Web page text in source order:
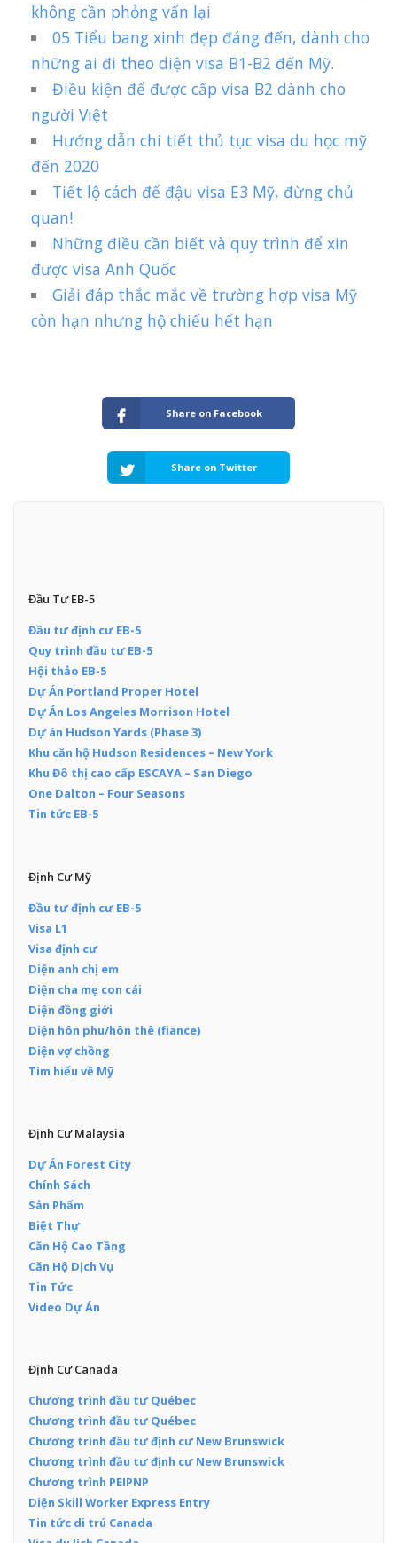
không cần phỏng vấn lại
05 Tiểu bang xinh đẹp đáng đến, dành cho
những ai đi theo diện visa B1-B2 đến Mỹ.
Điều kiện để được cấp visa B2 dành cho
người Việt
Hướng dẫn chi tiết thủ tục visa du học mỹ
đến 2020
Tiết lộ cách để đậu visa E3 Mỹ, đừng chủ
quan!
Những điều cần biết và quy trình để xin
được visa Anh Quốc
Giải đáp thắc mắc về trường hợp visa Mỹ
còn hạn nhưng hộ chiếu hết hạn
Share on Facebook
Share on Twitter
Đầu Tư EB-5
Đầu tư định cư EB-5
Quy trình đầu tư EB-5
Hội thảo EB-5
Dự Án Portland Proper Hotel
Dự Án Los Angeles Morrison Hotel
Dự án Hudson Yards (Phase 3)
Khu căn hộ Hudson Residences – New York
Khu Đô thị cao cấp ESCAYA – San Diego
One Dalton – Four Seasons
Tin tức EB-5
Định Cư Mỹ
Đầu tư định cư EB-5
Visa L1
Visa định cư
Diện anh chị em
Diện cha mẹ con cái
Diện đồng giới
Diện hôn phu/hôn thê (fiance)
Diện vợ chồng
Tìm hiểu về Mỹ
Định Cư Malaysia
Dự Án Forest City
Chính Sách
Sản Phẩm
Biệt Thự
Căn Hộ Cao Tầng
Căn Hộ Dịch Vụ
Tin Tức
Video Dự Án
Định Cư Canada
Chương trình đầu tư Québec
Chương trình đầu tư Québec
Chương trình đầu tư định cư New Brunswick
Chương trình đầu tư định cư New Brunswick
Chương trình PEIPNP
Diện Skill Worker Express Entry
Tin tức di trú Canada